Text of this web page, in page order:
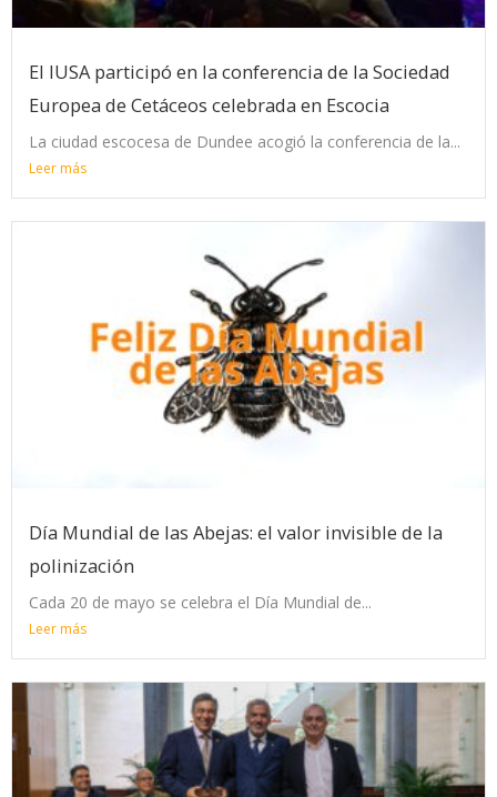
El IUSA participó en la conferencia de la Sociedad
Europea de Cetáceos celebrada en Escocia
La ciudad escocesa de Dundee acogió la conferencia de la...
Leer más
Día Mundial de las Abejas: el valor invisible de la
polinización
Cada 20 de mayo se celebra el Día Mundial de...
Leer más